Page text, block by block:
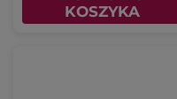
KOSZYKA